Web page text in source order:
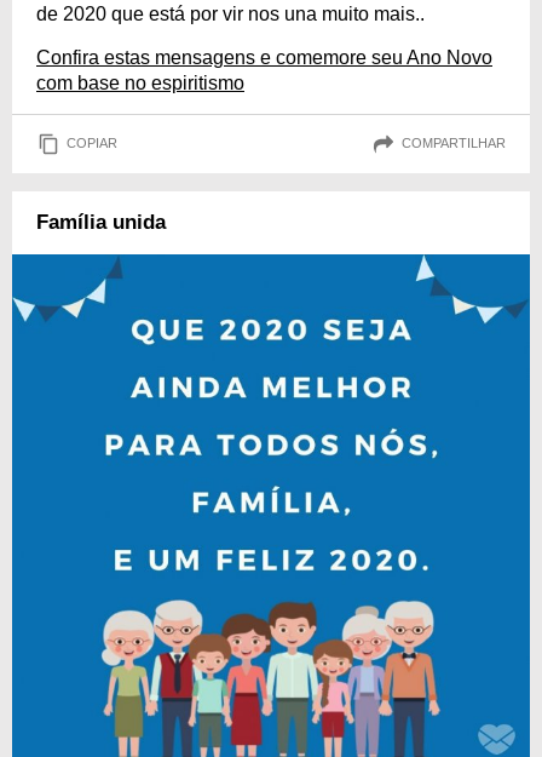
de 2020 que está por vir nos una muito mais..
Confira estas mensagens e comemore seu Ano Novo
com base no espiritismo
COPIAR COMPARTILHAR
Família unida